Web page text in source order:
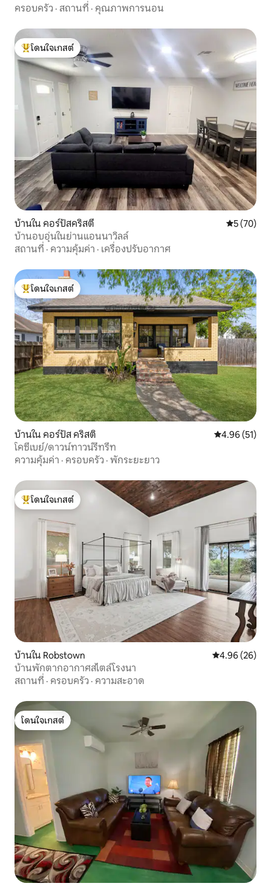
ครอบครัว · สถานที่ · คุณภาพการนอน
โดนใจเกสต์ที่สุด
โดนใจเกสต์
บ้านใน คอร์ปัสคริสตี คะแนนเฉลี่
5 (70)
บ้านอบอุ่นในย่านแอนนาวิลล์
สถานที่ · ความคุ้มค่า · เครื่องปรับอากาศ
โดนใจเกสต์ที่สุด
โดนใจเกสต์
บ้านใน คอร์ปัส คริสติ คะแนนเฉลี่ย
4.96 (51)
โคซี่เบย์/ดาวน์ทาวน์รีทรีท
ความคุ้มค่า · ครอบครัว · พักระยะยาว
โดนใจเกสต์ที่สุด
โดนใจเกสต์
บ้านใน Robstown คะแนนเฉลี่ย
4.96 (26)
บ้านพักตากอากาศสไตล์โรงนา
สถานที่ · ครอบครัว · ความสะอาด
โดนใจเกสต์
โดนใจเกสต์